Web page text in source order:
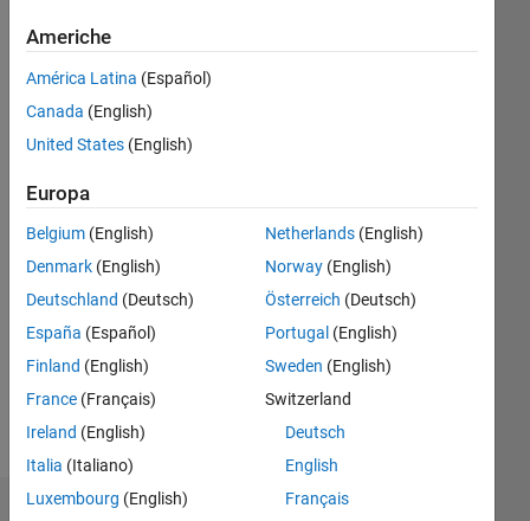
Oceanography
Attivo
dal 2006
Followers:
Following:
Follow
Messaggio
Professional
Interests:
Americhe
América Latina (Español)
Canada (English)
United States (English)
Europa
Belgium (English)
Denmark (English)
Deutschland (Deutsch)
España (Español)
Finland (English)
France (Français)
Ireland (English)
Italia (Italiano)
Luxembourg (English)
Netherlands(English)
Norway(English)
Österreich (Deutsch)
Portugal (English)
Sweden (English)
Switzerland
Deutsch
English
Français